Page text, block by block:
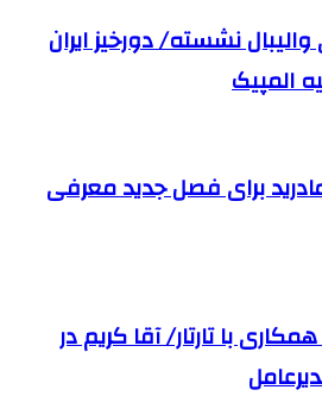
والیبال نشسته/ دورخیز ایران
المپیک
رئال مادرید برای فصل جدید معرفی
با تارتار/ آقا کریم در